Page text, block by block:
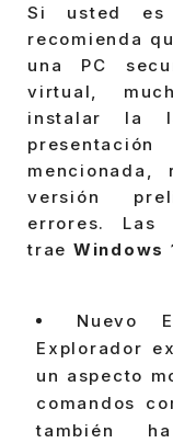
Si usted
recomienda
una PC
virtual,
instalar la
versión
errores. Las
trae Windows
Nuevo
Explorador
un aspecto
comandos
también